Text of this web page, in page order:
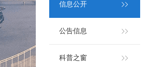
信息公开
公告信息
科普之窗